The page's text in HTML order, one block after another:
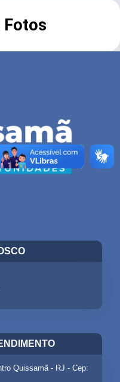
Fotos
Quissamã - RJ - Cep: